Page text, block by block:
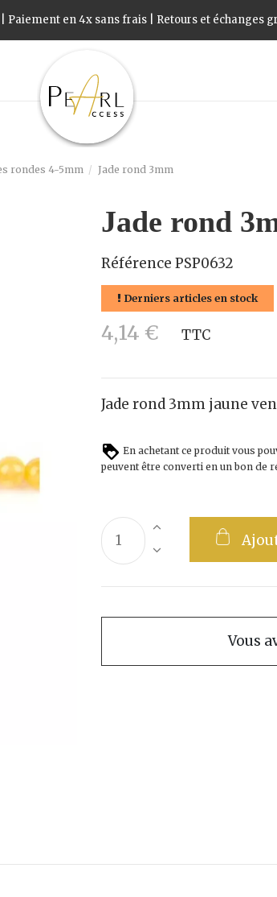
en 4x sans frais | Retours et échanges
rondes 4-5mm Jade rond 3mm
Jade rond
Référence PSP0632
Derniers articles en stock
4,14 € TTC
Jade rond 3mm jaune
En achetant ce produit vous
peuvent être converti en un bon de
Vous